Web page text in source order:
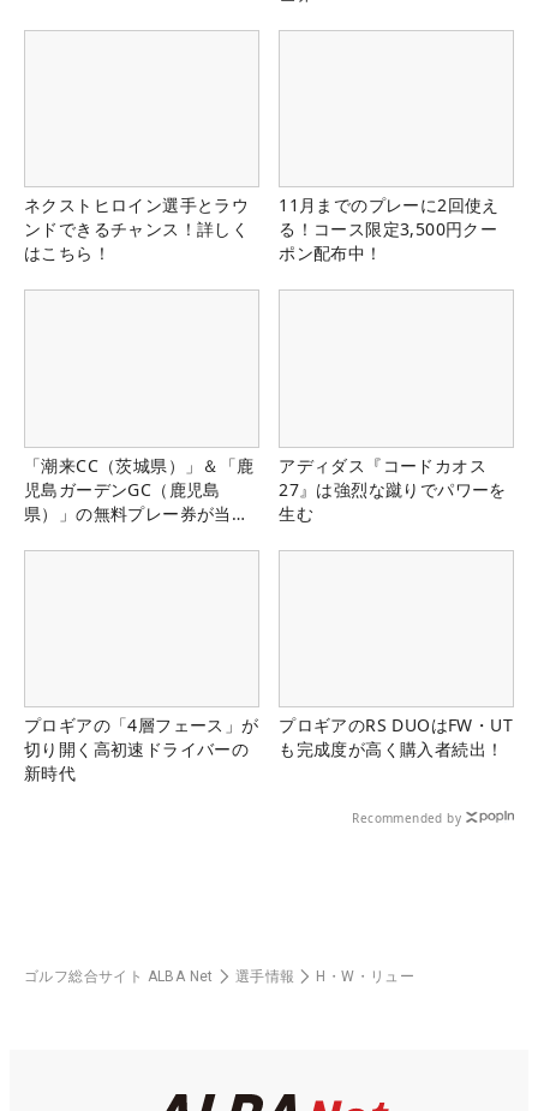
ネクストヒロイン選手とラウ
ンドできるチャンス！詳しく
はこちら！
11月までのプレーに2回使え
る！コース限定3,500円クー
ポン配布中！
「潮来CC（茨城県）」＆「鹿
児島ガーデンGC（鹿児島
県）」の無料プレー券が当た
アディダス『コードカオス
27』は強烈な蹴りでパワーを
生む
プロギアの「4層フェース」が
切り開く高初速ドライバーの
新時代
プロギアのRS DUOはFW・UT
も完成度が高く購入者続出！
Recommended by
ゴルフ総合サイト ALBA Net 選手情報 H・W・リュー